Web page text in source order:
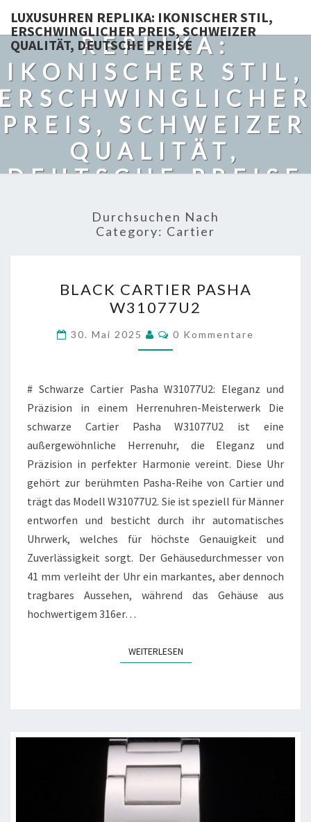
LUXUSUHREN REPLIKA: IKONISCHER STIL,
ERSCHWINGLICHER PREIS, SCHWEIZER
QUALITÄT, DEUTSCHE PREISE
LUXUSUHREN
REPLIKA:
IKONISCHER STIL,
PREIS, SCHWEIZER
QUALITÄT,
DEUTSCHE PREISE
Durchsuchen Nach
Category: Cartier
CARTIER
PASHA
W31077U2
BLACK CARTIER PASHA
W31077U2
30. Mai 2025 Kommentare
0 Kommentare
# Schwarze Cartier Pasha W31077U2: Eleganz und
Präzision in einem Herrenuhren-Meisterwerk Die
schwarze Cartier Pasha W31077U2 ist eine
außergewöhnliche Herrenuhr, die Eleganz und
Präzision in perfekter Harmonie vereint. Diese Uhr
gehört zur berühmten Pasha-Reihe von Cartier und
trägt das Modell W31077U2. Sie ist speziell für Männer
entworfen und besticht durch ihr automatisches
Uhrwerk, welches für höchste Genauigkeit und
Zuverlässigkeit sorgt. Der Gehäusedurchmesser von
41 mm verleiht der Uhr ein markantes, aber dennoch
tragbares Aussehen, während das Gehäuse aus
hochwertigem 316er…
WEITERLESENWEITERLESEN